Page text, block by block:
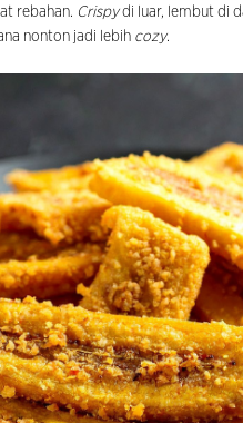
rebahan. Crispydi luar, lembut di
nonton jadi lebih cozy.